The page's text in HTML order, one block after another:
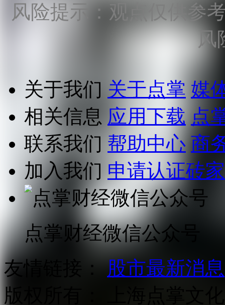
风险提示：观点仅供参
风
关于我们 关于点掌 媒
相关信息 应用下载 点
联系我们 帮助中心 商
加入我们 申请认证砖家
点掌财经微信公众号
友情链接：
股市最新消息
版权所有：